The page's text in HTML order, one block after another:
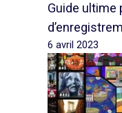
Guide ultime
6 avril 2023